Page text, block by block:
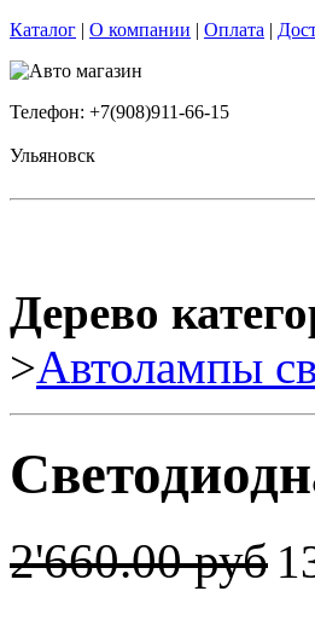
Каталог | О компании | Оплата |
Телефон: +7(908)911-66-15
Ульяновск
Дерево
>Автолампы
2'660.00 руб